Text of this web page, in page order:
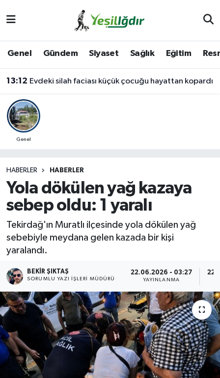
Genel Gündem Siyaset Sağlık Eğitim
13:12 Evdeki silah faciası küçük çocuğu hayattan kopardı
Genel
HABERLER HABERLER
Yola dökülen yağ kazaya
sebep oldu: 1 yaralı
Tekirdağ'ın Muratlı ilçesinde yola dökülen yağ
sebebiyle meydana gelen kazada bir kişi
yaralandı.
BEKIR ŞIKTAŞ
SORUMLU YAZI İŞLERI MÜDÜRÜ
22.06.2026 - 03:27
YAYINLANMA
İğdir Namaz Vakitleri
Iğdır Trafik Yoğunluk Haritası
Süper Lig Puan Durumu ve Fikstür
Son Dakika Haberleri
Haber Arşivi